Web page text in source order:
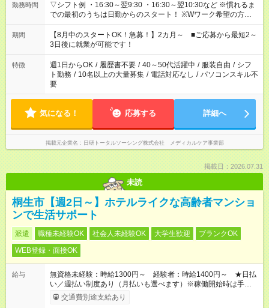
勤務時間
▽シフト例 ・16:30～翌9:30 ・16:30～翌10:30など ※慣れるま
での最初のうちは日勤からのスタート！ ※Wワーク希望の方へ
今ご覧のお仕事で希望する勤務時間と、もう1つのお仕事の勤務
時間。 合計で週40時間を超える場合は応募できません。
期間
【8月中のスタートOK！急募！】2カ月～ ■ご応募から最短2～
3日後に就業が可能です！
特徴 週1日からOK / 履歴書不要 / 40～50代活躍中 / 服装自由 / シフ
ト勤務 / 10名以上の大量募集 / 電話対応なし / パソコンスキル不
要
気になる！ 応募する 詳細へ
掲載元企業名 日研トータルソーシング株式会社 メディカルケア事業部
掲載日：2026.07.31
未読
桐生市【週2日～】ホテルライクな高齢者マンショ
ンで生活サポート
派遣 職種未経験OK 社会人未経験OK 大学生歓迎
ブランクOK
WEB登録・面接OK
給与
無資格未経験：時給1300円～ 経験者：時給1400円～ ★日払
い／週払い制度あり（月払いも選べます）※稼働開始時は手続き
完了次第のお支払いとなります。
交通費別途支給あり